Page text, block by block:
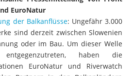
Pressemitteilung von Front
EuroNatur
der Balkanflüsse : Ungefähr 3.000
sind derzeit zwischen Slowenien
oder im Bau. Um dieser Welle
haben die
EuroNatur und Riverwatch